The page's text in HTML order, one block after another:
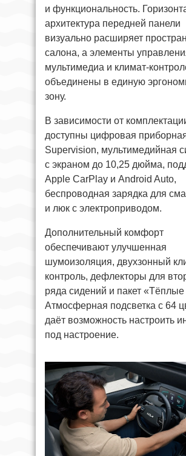
и функциональность.
архитектура передней панели
визуально расширяет
салона, а элементы
мультимедиа и климат-
объединены в единую
зону.
В зависимости от
доступны цифровая
Supervision, мультимедийная
с экраном до 10,25 дюйма,
Apple CarPlay и Android Auto,
беспроводная зарядка для
и люк с электроприводом.
Дополнительный комфорт
обеспечивают улучшенная
шумоизоляция, двухзонный
контроль, дефлекторы для
ряда сидений и пакет
Атмосферная подсветка с 64
даёт возможность настроить
под настроение.